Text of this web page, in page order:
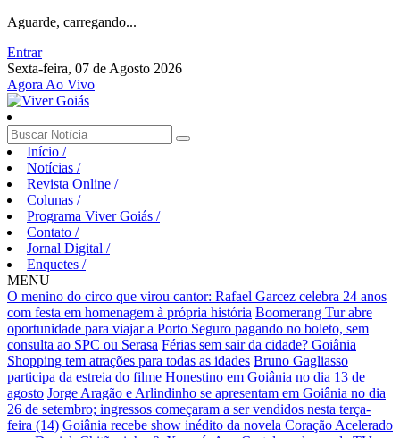
Aguarde, carregando...
Entrar
Sexta-feira, 07 de Agosto 2026
Agora Ao Vivo
Início /
Notícias /
Revista Online /
Colunas /
Programa Viver Goiás /
Contato /
Jornal Digital /
Enquetes /
MENU
O menino do circo que virou cantor: Rafael Garcez celebra 24 anos
com festa em homenagem à própria história Boomerang Tur abre
oportunidade para viajar a Porto Seguro pagando no boleto, sem
consulta ao SPC ou Serasa Férias sem sair da cidade? Goiânia
Shopping tem atrações para todas as idades Bruno Gagliasso
participa da estreia do filme Honestino em Goiânia no dia 13 de
agosto Jorge Aragão e Arlindinho se apresentam em Goiânia no dia
26 de setembro; ingressos começaram a ser vendidos nesta terça-
feira (14) Goiânia recebe show inédito da novela Coração Acelerado